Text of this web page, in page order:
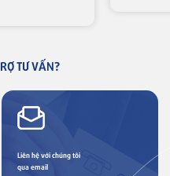
TƯ VẤN?
Liên hệ với chúng tôi
qua email
dụng
dụng BVBank NAPAS